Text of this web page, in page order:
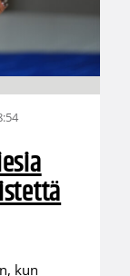
kun